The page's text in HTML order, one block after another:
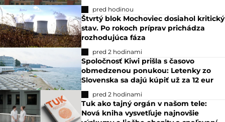
pred hodinou
Štvrtý blok Mochoviec dosiahol kritický
stav. Po rokoch príprav prichádza
rozhodujúca fáza
pred 2 hodinami
Spoločnosť Kiwi prišla s časovo
obmedzenou ponukou: Letenky zo
Slovenska sa dajú kúpiť už za 12 eur
pred 2 hodinami
Tuk ako tajný orgán v našom tele:
Nová kniha vysvetľuje najnovšie